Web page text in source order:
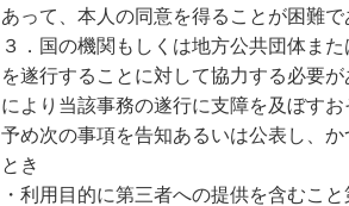
あって、本人の同意を得ることが困難で
３．国の機関もしくは地方公共団体ま
を遂行することに対して協力する必要
により当該事務の遂行に支障を及ぼすお
予め次の事項を告知あるいは公表し、
とき
・利用目的に第三者への提供を含むこ